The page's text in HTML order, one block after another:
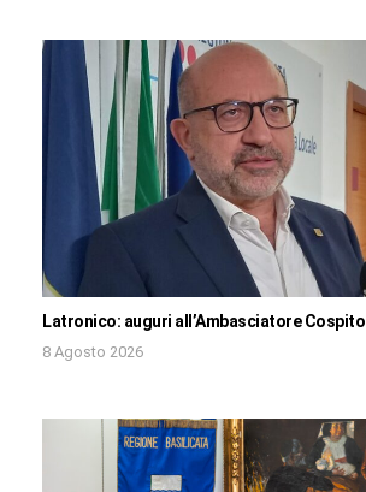
Latronico: auguri all’Ambasciatore Cospito
8 Agosto 2026